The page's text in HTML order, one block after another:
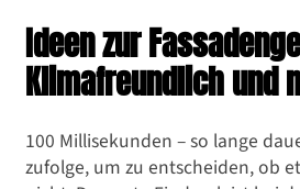
Ideen zur
Klimafreundlich und
100 Millisekunden – so lange
zufolge, um zu entscheiden, ob